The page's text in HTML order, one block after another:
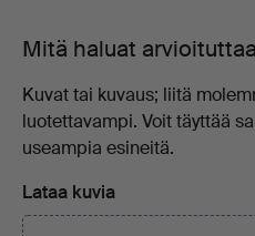
Mitä haluat
Kuvat tai kuvaus; liitä
luotettavampi. Voit täyttää
useampia esineitä.
Lataa kuvia